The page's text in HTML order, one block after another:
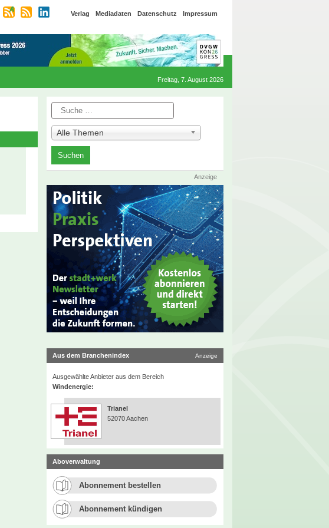
Verlag Mediadaten Datenschutz Impressum
Freitag, 7. August 2026
Suche
Alle Themen
Anzeige
Aus dem Branchenindex Anzeige
Ausgewählte Anbieter aus dem Bereich
Windenergie:
Trianel
52070 Aachen
Aboverwaltung
Abonnement bestellen
Abonnement kündigen